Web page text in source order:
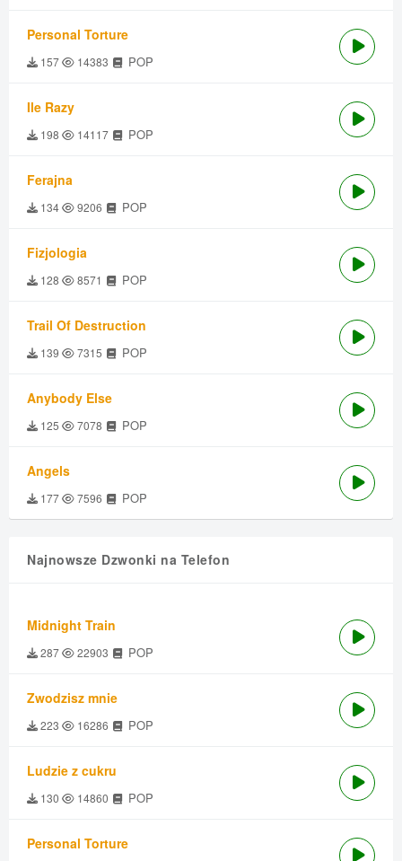
Personal Torture
157 14383 POP
Ile Razy
198 14117 POP
Ferajna
134 9206 POP
Fizjologia
128 8571 POP
Trail Of Destruction
139 7315 POP
Anybody Else
125 7078 POP
Angels
177 7596 POP
Najnowsze Dzwonki na Telefon
Midnight Train
287 22903 POP
Zwodzisz mnie
223 16286 POP
Ludzie z cukru
130 14860 POP
Personal Torture